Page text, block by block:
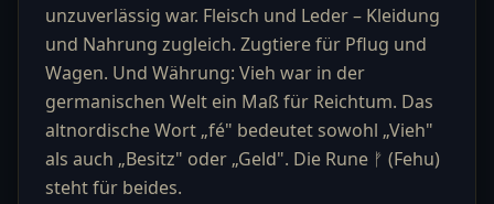
unzuverlässig war. Fleisch und Leder – Kleidung
und Nahrung zugleich. Zugtiere für Pflug und
Wagen. Und Währung: Vieh war in der
germanischen Welt ein Maß für Reichtum. Das
altnordische Wort „fé" bedeutet sowohl „Vieh"
als auch „Besitz" oder „Geld". Die Rune ᚠ (Fehu)
steht für beides.